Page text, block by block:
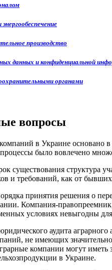
производство
данных и конфиденциальной
органами
вопросы
в Украине основано в
было вовлечено
существования структура
и требований, как от
принятия решения о
Компания-
условиях невыгодны
аудита
не имеющих
компании могут иметь
в Украине.